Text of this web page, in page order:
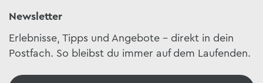
Newsletter
Erlebnisse, Tipps und Angebote – direkt in dein
Postfach. So bleibst du immer auf dem Laufenden.